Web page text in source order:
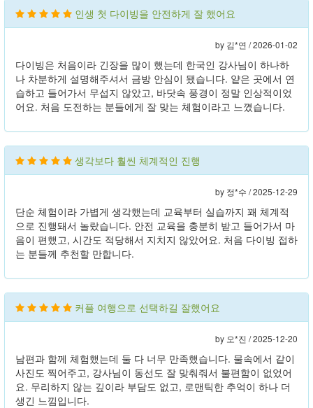
인생 첫 다이빙을 안전하게 잘 했어요
by 김*연 /2026-01-02
다이빙은 처음이라 긴장을 많이 했는데 한국인 강사님이 하나하
나 차분하게 설명해주셔서 금방 안심이 됐습니다. 얕은 곳에서 연
습하고 들어가서 무섭지 않았고, 바닷속 풍경이 정말 인상적이었
어요. 처음 도전하는 분들에게 잘 맞는 체험이라고 느꼈습니다.
생각보다 훨씬 체계적인 진행
by 정*수 /2025-12-29
단순 체험이라 가볍게 생각했는데 교육부터 실습까지 꽤 체계적
으로 진행돼서 놀랐습니다. 안전 교육을 충분히 받고 들어가서 마
음이 편했고, 시간도 적당해서 지치지 않았어요. 처음 다이빙 접하
는 분들께 추천할 만합니다.
커플 여행으로 선택하길 잘했어요
by 오*진 /2025-12-20
남편과 함께 체험했는데 둘 다 너무 만족했습니다. 물속에서 같이
사진도 찍어주고, 강사님이 동선도 잘 맞춰줘서 불편함이 없었어
요. 무리하지 않는 깊이라 부담도 없고, 로맨틱한 추억이 하나 더
생긴 느낌입니다.